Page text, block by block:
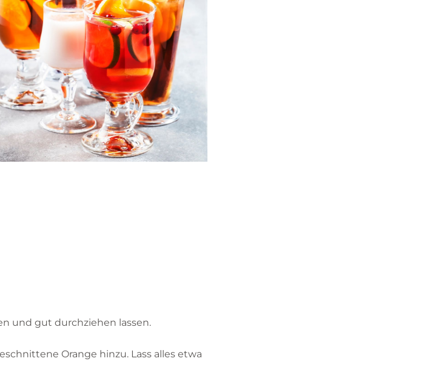
und gut durchziehen lassen.
Orange hinzu. Lass alles etwa